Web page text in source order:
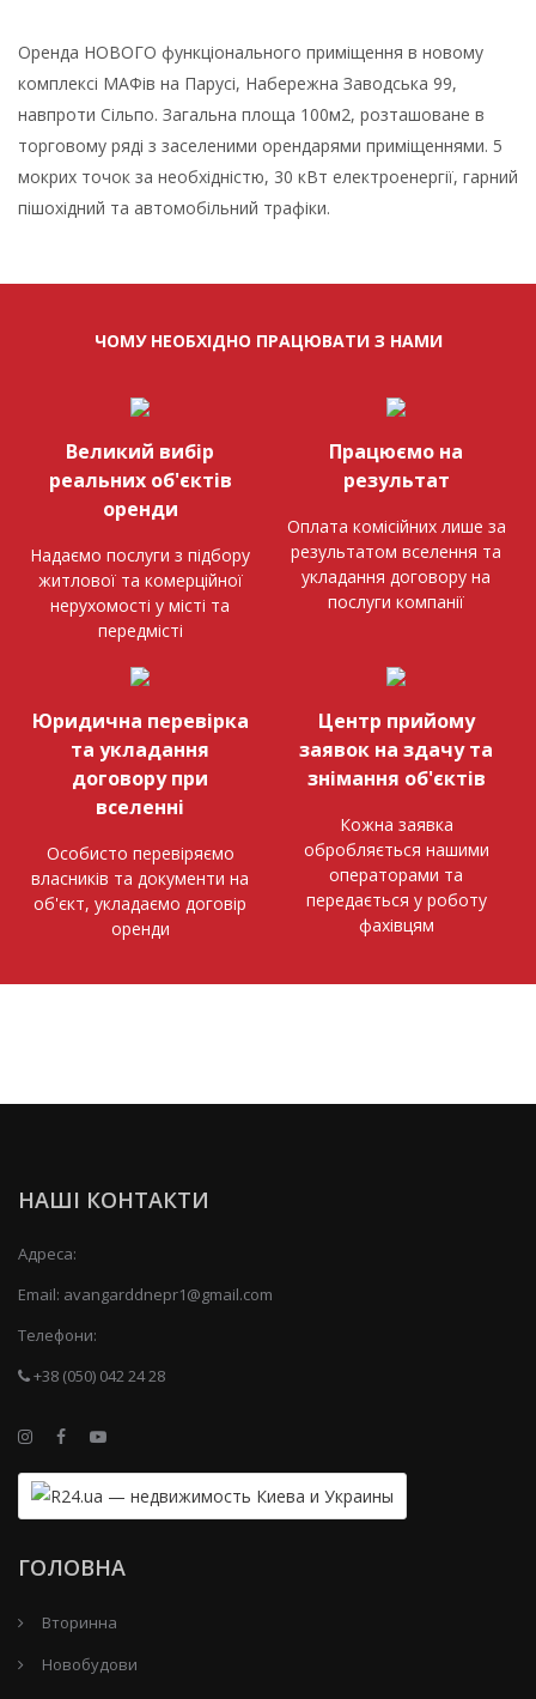
Оренда НОВОГО функціонального приміщення в новому
комплексі МАФів на Парусі, Набережна Заводська 99,
навпроти Сільпо. Загальна площа 100м2, розташоване в
торговому ряді з заселеними орендарями приміщеннями. 5
мокрих точок за необхідністю, 30 кВт електроенергії, гарний
пішохідний та автомобільний трафіки.
ЧОМУ НЕОБХІДНО ПРАЦЮВАТИ З НАМИ
Великий вибір
реальних об'єктів
оренди
Надаємо послуги з підбору
житлової та комерційної
нерухомості у місті та
передмісті
Працюємо на
результат
Оплата комісійних лише за
результатом вселення та
укладання договору на
послуги компанії
Юридична перевірка
та укладання
договору при
вселенні
Особисто перевіряємо
власників та документи на
об'єкт, укладаємо договір
оренди
Центр прийому
заявок на здачу та
знімання об'єктів
Кожна заявка
обробляється нашими
операторами та
передається у роботу
фахівцям
НАШІ КОНТАКТИ
Адреса:
Email: avangarddnepr1@gmail.com
Телефони:
+38 (050) 042 24 28
ГОЛОВНА
Вторинна
Новобудови